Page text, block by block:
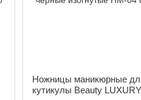
Ножницы маникюрные
кутикулы Beauty